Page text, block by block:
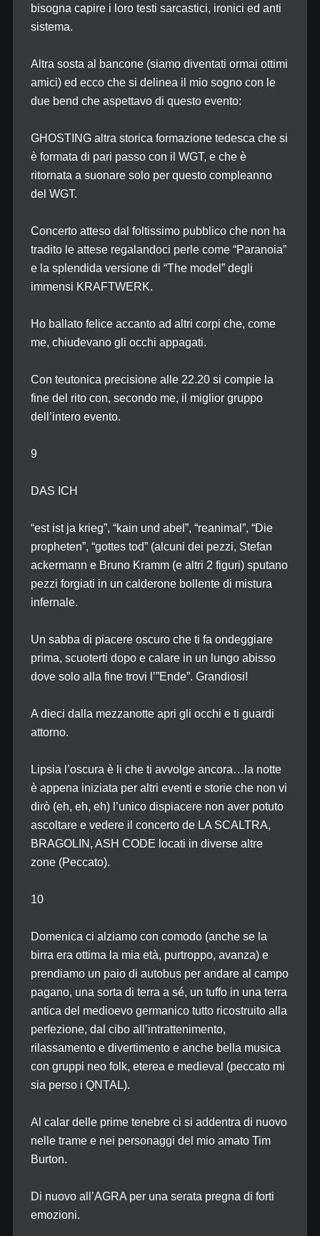
bisogna capire i loro testi sarcastici, ironici ed anti
sistema.
Altra sosta al bancone (siamo diventati ormai ottimi
amici) ed ecco che si delinea il mio sogno con le
due bend che aspettavo di questo evento:
GHOSTING altra storica formazione tedesca che si
è formata di pari passo con il WGT, e che è
ritornata a suonare solo per questo compleanno
del WGT.
Concerto atteso dal foltissimo pubblico che non ha
tradito le attese regalandoci perle come “Paranoia”
e la splendida versione di “The model” degli
immensi KRAFTWERK.
Ho ballato felice accanto ad altri corpi che, come
me, chiudevano gli occhi appagati.
Con teutonica precisione alle 22.20 si compie la
fine del rito con, secondo me, il miglior gruppo
dell’intero evento.
9
DAS ICH
“est ist ja krieg”, “kain und abel”, “reanimal”, “Die
propheten”, “gottes tod” (alcuni dei pezzi, Stefan
ackermann e Bruno Kramm (e altri 2 figuri) sputano
pezzi forgiati in un calderone bollente di mistura
infernale.
Un sabba di piacere oscuro che ti fa ondeggiare
prima, scuoterti dopo e calare in un lungo abisso
dove solo alla fine trovi l’”Ende”. Grandiosi!
A dieci dalla mezzanotte apri gli occhi e ti guardi
attorno.
Lipsia l’oscura è li che ti avvolge ancora…la notte
è appena iniziata per altri eventi e storie che non vi
dirò (eh, eh, eh) l’unico dispiacere non aver potuto
ascoltare e vedere il concerto de LA SCALTRA,
BRAGOLIN, ASH CODE locati in diverse altre
zone (Peccato).
10
Domenica ci alziamo con comodo (anche se la
birra era ottima la mia età, purtroppo, avanza) e
prendiamo un paio di autobus per andare al campo
pagano, una sorta di terra a sé, un tuffo in una terra
antica del medioevo germanico tutto ricostruito alla
perfezione, dal cibo all’intrattenimento,
rilassamento e divertimento e anche bella musica
con gruppi neo folk, eterea e medieval (peccato mi
sia perso i QNTAL).
Al calar delle prime tenebre ci si addentra di nuovo
nelle trame e nei personaggi del mio amato Tim
Burton.
Di nuovo all’AGRA per una serata pregna di forti
emozioni.